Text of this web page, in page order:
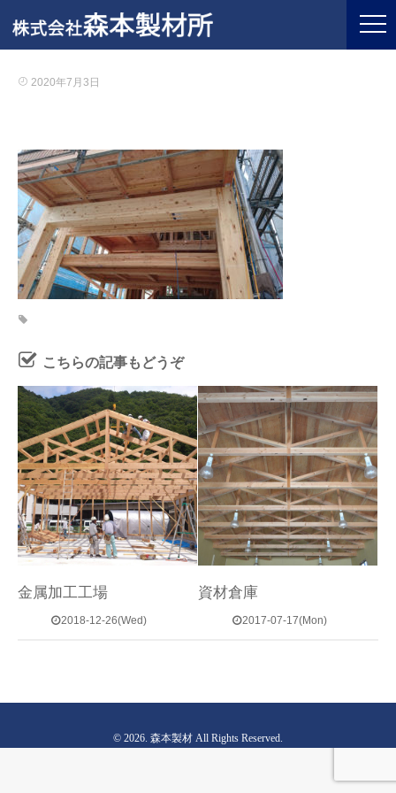
2020年7月3日
こちらの記事もどうぞ
金属加工工場
2018-12-26(Wed)
資材倉庫
2017-07-17(Mon)
© 2026. 森本製材 All Rights Reserved.